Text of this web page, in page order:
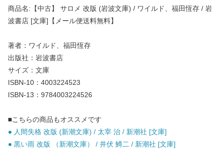
商品名:【中古】 サロメ 改版 (岩波文庫) / ワイルド、福田恆存 / 岩
波書店 [文庫]【メール便送料無料】
著者：ワイルド、福田恆存
出版社：岩波書店
サイズ：文庫
ISBN-10：4003224523
ISBN-13：9784003224526
■こちらの商品もオススメです
● 人間失格 改版 (新潮文庫) / 太宰 治 / 新潮社 [文庫]
● 黒い雨 改版 （新潮文庫） / 井伏 鱒二 / 新潮社 [文庫]